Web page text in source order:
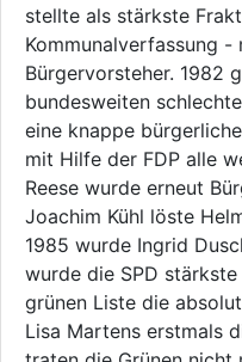
stellte als stärkste
Kommunalverfassung -
Bürgervorsteher. 1982
bundesweiten
eine knappe
mit Hilfe der FDP alle
Reese wurde erneut
Joachim Kühl löste
1985 wurde Ingrid
wurde die SPD
grünen Liste die
Lisa Martens erstmals